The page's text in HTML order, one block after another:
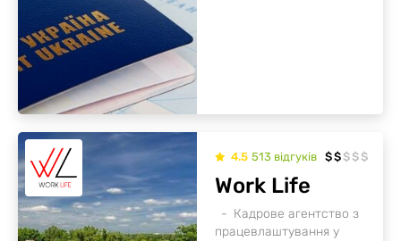
4.5 513 відгуків $$ $ $ $
Кадрове агентство з
працевлаштування у
Work Life